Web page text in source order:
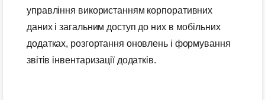
управління використанням корпоративних
даних і загальним доступ до них в мобільних
додатках, розгортання оновлень і формування
звітів інвентаризації додатків.